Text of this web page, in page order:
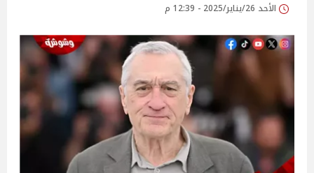
الأحد 26/يناير/2025 - 12:39 م